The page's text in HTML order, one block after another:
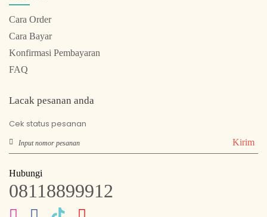
Cara Order
Cara Bayar
Konfirmasi Pembayaran
FAQ
Lacak pesanan anda
Cek status pesanan
Kirim
Hubungi
08118899912